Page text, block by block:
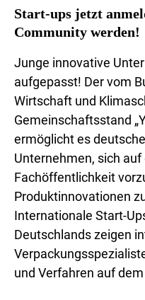
Start-ups jetzt
Community werden!
Junge innovative
aufgepasst! Der vom
Wirtschaft und
Gemeinschaftsstand
ermöglicht es
Unternehmen, sich auf
Fachöffentlichkeit
Produktinnovationen
Internationale Start-
Deutschlands zeigen
und Verfahren auf